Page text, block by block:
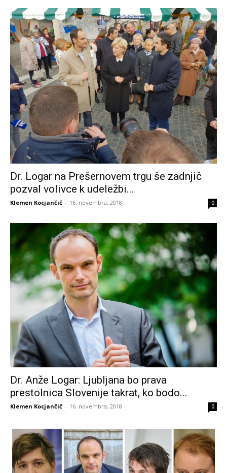
Dr. Logar na Prešernovem trgu še zadnjič
pozval volivce k udeležbi...
Klemen Kocjančič - 16. novembra, 2018 0
Dr. Anže Logar: Ljubljana bo prava
prestolnica Slovenije takrat, ko bodo...
Klemen Kocjančič - 16. novembra, 2018 0